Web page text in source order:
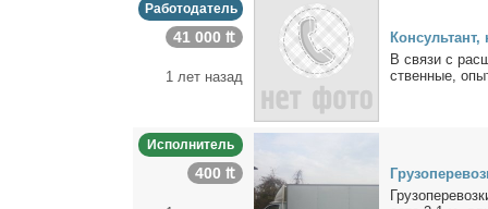
Работодатель
41 000 ₶
1 лет назад
Кон­суль­тант,
В свя­зи с
ствен­ные,
Исполнитель
400 ₶